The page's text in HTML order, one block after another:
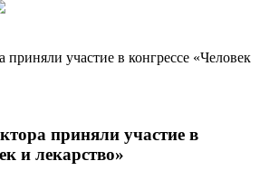
участие в конгрессе «Человек
приняли участие в
и лекарство»